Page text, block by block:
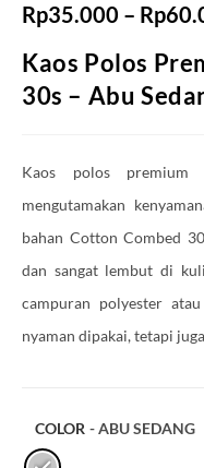
Rp35.000 – Rp
Kaos Polos
30s – Abu
Kaos polos
mengutamakan
bahan Cotton Combed
dan sangat lembut di
campuran polyester
nyaman dipakai, tetapi
COLOR - ABU SEDANG